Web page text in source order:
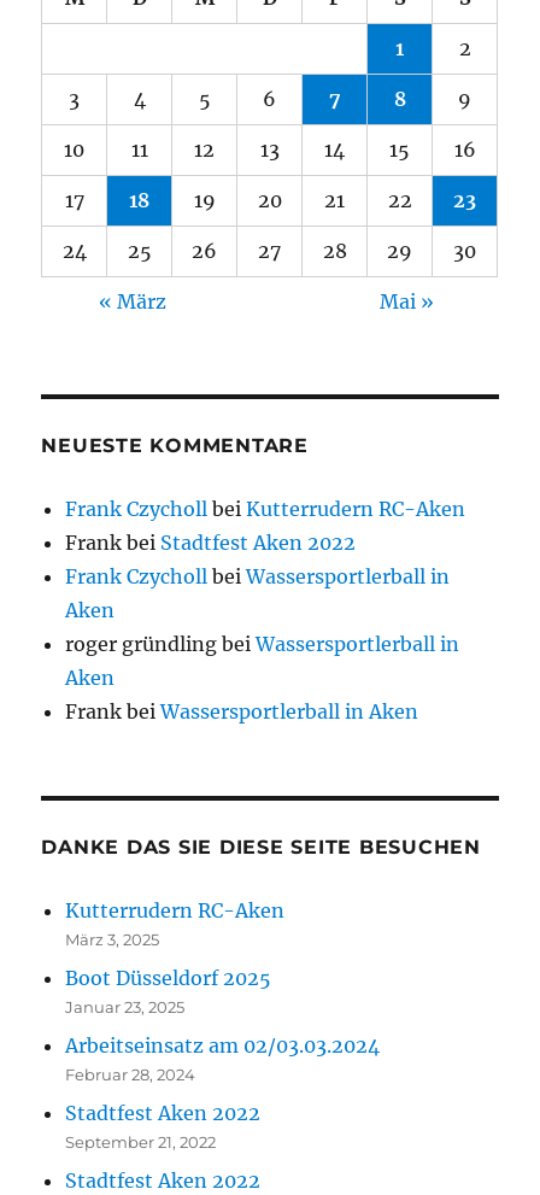
1 2
3 4 5 6 7 8 9
10 11 12 13 14 15 16
17 18 19 20 21 22 23
24 25 26 27 28 29 30
« März Mai »
NEUESTE KOMMENTARE
Frank Czycholl beiKutterrudern RC-Aken
Frank bei Stadtfest Aken 2022
Frank Czycholl beiWassersportlerball in
Aken
roger gründling beiWassersportlerball in
Aken
Frank beiWassersportlerball in Aken
DANKE DAS SIE DIESE SEITE BESUCHEN
Kutterrudern RC-Aken
März 3, 2025
Boot Düsseldorf 2025
Januar 23, 2025
Arbeitseinsatz am 02/03.03.2024
Februar 28, 2024
Stadtfest Aken 2022
September 21, 2022
Stadtfest Aken 2022